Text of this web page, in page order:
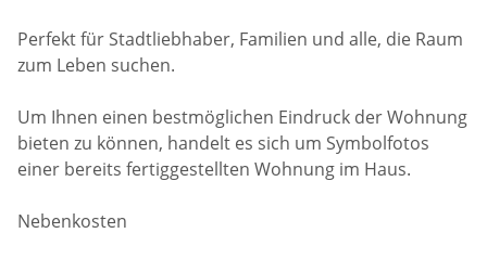
Perfekt für Stadtliebhaber, Familien und alle, die Raum
zum Leben suchen.
Um Ihnen einen bestmöglichen Eindruck der Wohnung
bieten zu können, handelt es sich um Symbolfotos
einer bereits fertiggestellten Wohnung im Haus.
Nebenkosten